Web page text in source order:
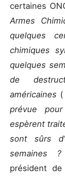
certaines
Armes
quelques
chimiques
quelques
de
américaines
prévue
espèrent
sont sûrs
semaines
président de